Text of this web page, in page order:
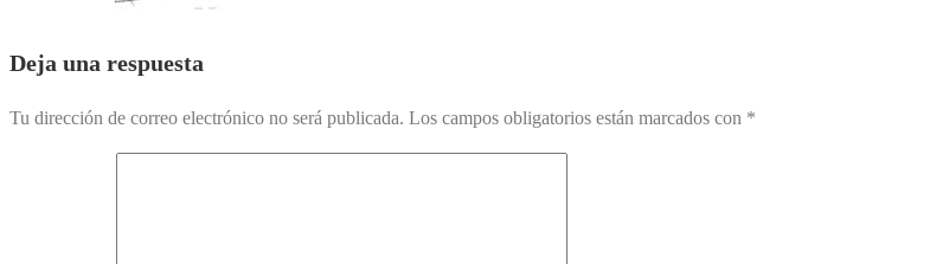
Deja una respuesta
Tu dirección de correo electrónico no será publicada. Los campos obligatorios están marcados con *